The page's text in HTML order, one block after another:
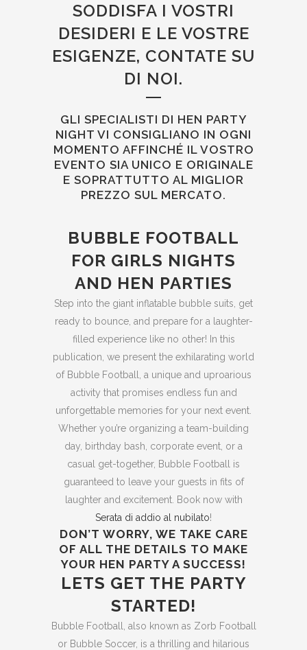
SODDISFA I VOSTRI
DESIDERI E LE VOSTRE
ESIGENZE, CONTATE SU
DI NOI.
GLI SPECIALISTI DI HEN PARTY
NIGHT VI CONSIGLIANO IN OGNI
MOMENTO AFFINCHÉ IL VOSTRO
EVENTO SIA UNICO E ORIGINALE
E SOPRATTUTTO AL MIGLIOR
PREZZO SUL MERCATO.
BUBBLE FOOTBALL
FOR GIRLS NIGHTS
AND HEN PARTIES
Step into the giant inflatable bubble suits, get
ready to bounce, and prepare for a laughter-
filled experience like no other! In this
publication, we present the exhilarating world
of Bubble Football, a unique and uproarious
activity that promises endless fun and
unforgettable memories for your next event.
Whether you’re organizing a team-building
day, birthday bash, corporate event, or a
casual get-together, Bubble Football is
guaranteed to leave your guests in fits of
laughter and excitement. Book now with
Serata di addio al nubilato!
DON’T WORRY, WE TAKE CARE
OF ALL THE DETAILS TO MAKE
YOUR HEN PARTY A SUCCESS!
LETS GET THE PARTY
STARTED!
Bubble Football, also known as Zorb Football
or Bubble Soccer, is a thrilling and hilarious